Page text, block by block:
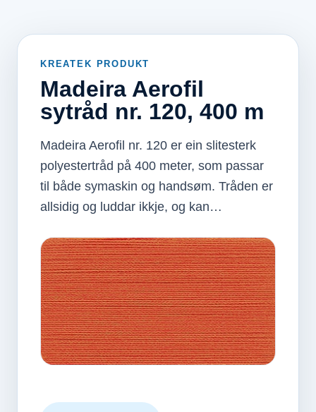
KREATEK PRODUKT
Madeira Aerofil
sytråd nr. 120, 400 m
Madeira Aerofil nr. 120 er ein slitesterk
polyestertråd på 400 meter, som passar
til både symaskin og handsøm. Tråden er
allsidig og luddar ikkje, og kan…